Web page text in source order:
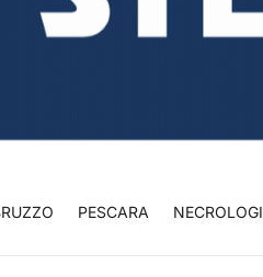
PESCARA NECROLOGI